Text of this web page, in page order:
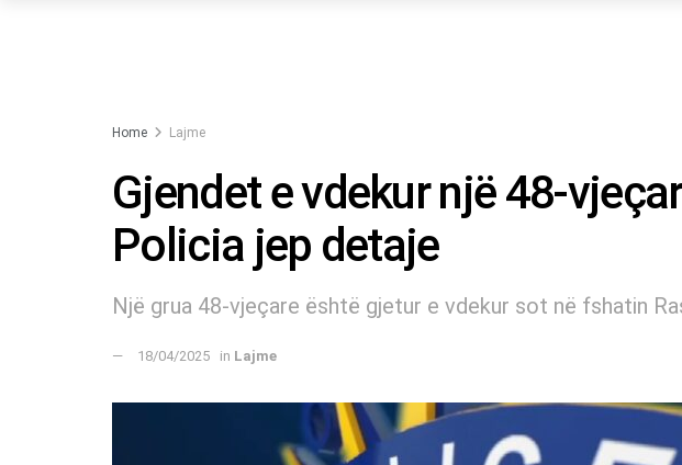
Home Lajme
Gjendet e vdekur një 48-
Policia jep detaje
Një grua 48-vjeçare është gjetur e vdekur sot në fshatin
18/04/2025 in Lajme